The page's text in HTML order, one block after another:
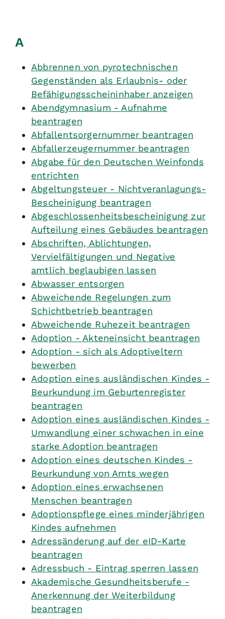
A
Abbrennen von pyrotechnischen
Gegenständen als Erlaubnis- oder
Befähigungsscheininhaber anzeigen
Abendgymnasium - Aufnahme
beantragen
Abfallentsorgernummer beantragen
Abfallerzeugernummer beantragen
Abgabe für den Deutschen Weinfonds
entrichten
Abgeltungsteuer - Nichtveranlagungs-
Bescheinigung beantragen
Abgeschlossenheitsbescheinigung zur
Aufteilung eines Gebäudes beantragen
Abschriften, Ablichtungen,
Vervielfältigungen und Negative
amtlich beglaubigen lassen
Abwasser entsorgen
Abweichende Regelungen zum
Schichtbetrieb beantragen
Abweichende Ruhezeit beantragen
Adoption - Akteneinsicht beantragen
Adoption - sich als Adoptiveltern
bewerben
Adoption eines ausländischen Kindes -
Beurkundung im Geburtenregister
beantragen
Adoption eines ausländischen Kindes -
Umwandlung einer schwachen in eine
starke Adoption beantragen
Adoption eines deutschen Kindes -
Beurkundung von Amts wegen
Adoption eines erwachsenen
Menschen beantragen
Adoptionspflege eines minderjährigen
Kindes aufnehmen
Adressänderung auf der eID-Karte
beantragen
Adressbuch - Eintrag sperren lassen
Akademische Gesundheitsberufe -
Anerkennung der Weiterbildung
beantragen